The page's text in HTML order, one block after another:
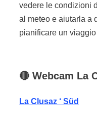
vedere le condizioni
al meteo e aiutarla a
pianificare un
🔴 Webcam La
La Clusaz ‘ Süd